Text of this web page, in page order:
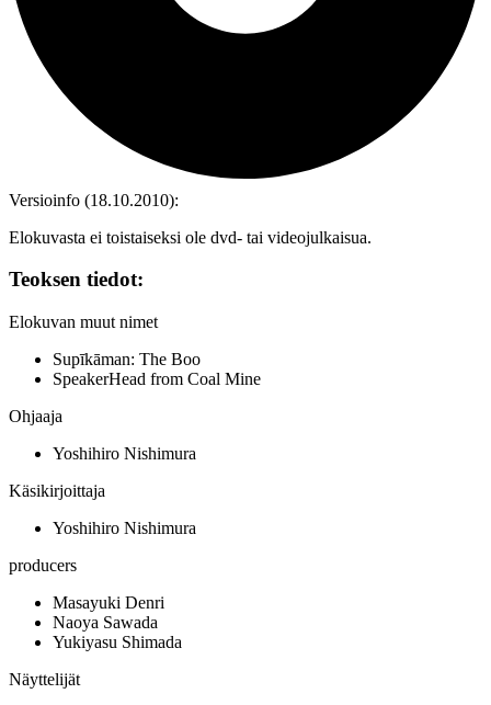
Versioinfo (18.10.2010):
Elokuvasta ei toistaiseksi ole dvd‑ tai videojulkaisua.
Teoksen tiedot:
Elokuvan muut nimet
Supīkāman: The Boo
SpeakerHead from Coal Mine
Ohjaaja
Yoshihiro Nishimura
Käsikirjoittaja
Yoshihiro Nishimura
producers
Masayuki Denri
Naoya Sawada
Yukiyasu Shimada
Näyttelijät